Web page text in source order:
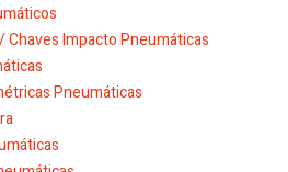
Impacto Pneumáticas
Pneumáticas